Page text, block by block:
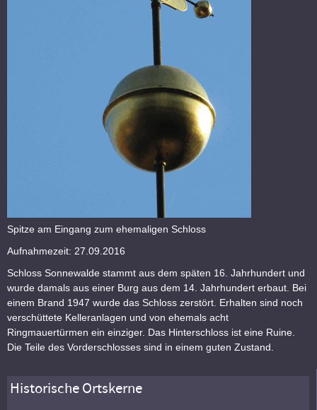
Spitze am Eingang zum ehemaligen Schloss
Aufnahmezeit: 27.09.2016
Schloss Sonnewalde stammt aus dem späten 16. Jahrhundert und
wurde damals aus einer Burg aus dem 14. Jahrhundert erbaut. Bei
einem Brand 1947 wurde das Schloss zerstört. Erhalten sind noch
verschüttete Kelleranlagen und von ehemals acht
Ringmauertürmen ein einziger. Das Hinterschloss ist eine Ruine.
Die Teile des Vorderschlosses sind in einem guten Zustand.
Historische Ortskerne